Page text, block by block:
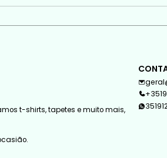
t-shirts, tapetes e muito mais,